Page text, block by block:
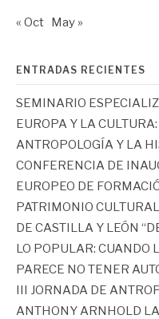
« Oct May »
ENTRADAS RECIENTES
SEMINARIO
EUROPA Y LA
ANTROPOLOGÍA Y LA
CONFERENCIA DE
EUROPEO DE
PATRIMONIO
DE CASTILLA Y LEÓN
LO POPULAR: CUANDO
PARECE NO TENER
III JORNADA DE
ANTHONY ARNHOLD